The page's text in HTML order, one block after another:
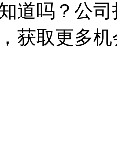
道吗？公
，获取更多